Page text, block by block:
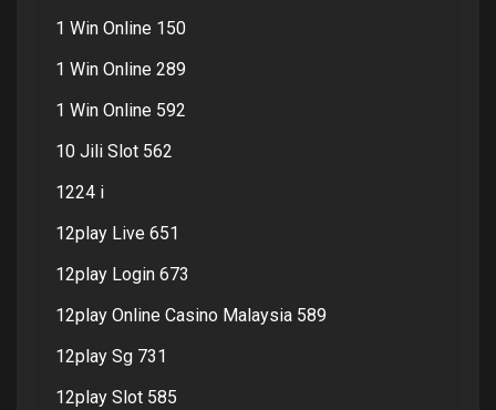
1 Win Online 150
1 Win Online 289
1 Win Online 592
10 Jili Slot 562
1224 i
12play Live 651
12play Login 673
12play Online Casino Malaysia 589
12play Sg 731
12play Slot 585